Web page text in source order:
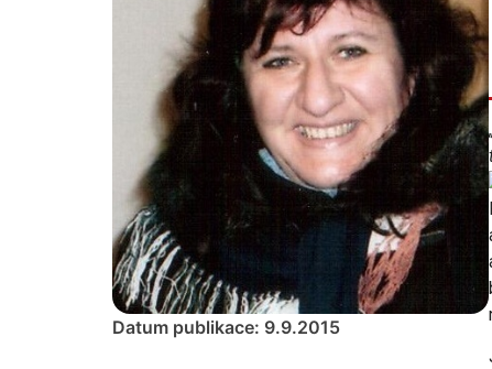
Datum publikace: 9.9.2015